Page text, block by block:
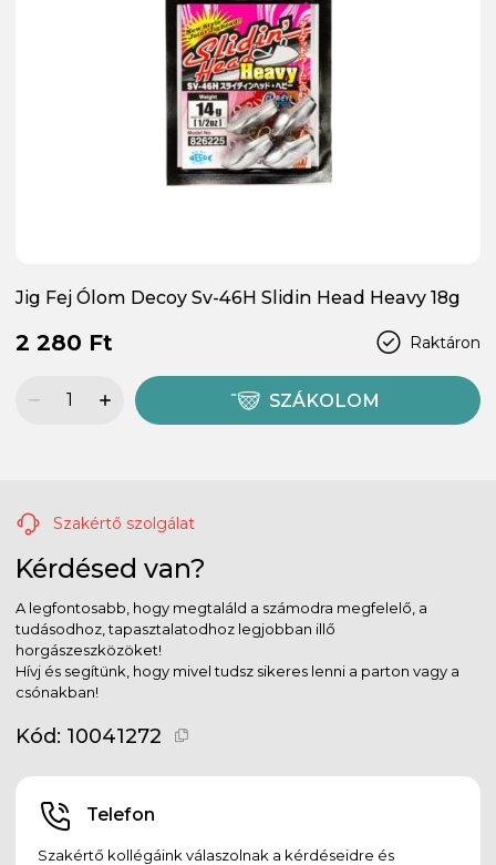
Jig Fej Ólom Decoy Sv-46H Slidin Head Heavy 18g
Raktáron
2 280 Ft
SZÁKOLOM
Szakértő szolgálat
Kérdésed van?
A legfontosabb, hogy megtaláld a számodra megfelelő, a
tudásodhoz, tapasztalatodhoz legjobban illő
horgászeszközöket!
Hívj és segítünk, hogy mivel tudsz sikeres lenni a parton vagy a
csónakban!
Kód: 10041272
Telefon
Szakértő kollégáink válaszolnak a kérdéseidre és